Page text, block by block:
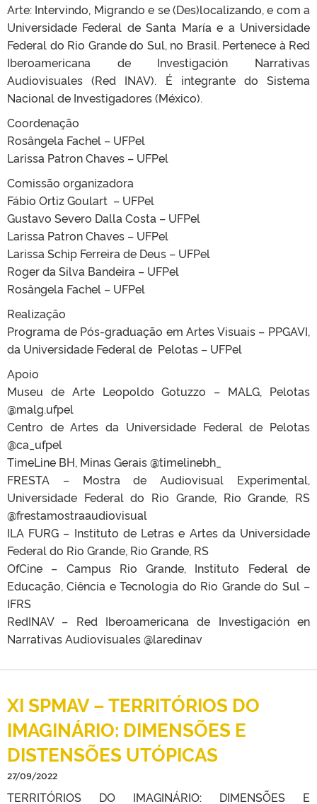
Arte: Intervindo, Migrando e se (Des)localizando, e com a
Universidade Federal de Santa María e a Universidade
Federal do Rio Grande do Sul, no Brasil. Pertenece à Red
Iberoamericana de Investigación Narrativas
Audiovisuales (Red INAV). É integrante do Sistema
Nacional de Investigadores (México).
Coordenação
Rosângela Fachel – UFPel
Larissa Patron Chaves – UFPel
Comissão organizadora
Fábio Ortiz Goulart – UFPel
Gustavo Severo Dalla Costa – UFPel
Larissa Patron Chaves – UFPel
Larissa Schip Ferreira de Deus – UFPel
Roger da Silva Bandeira – UFPel
Rosângela Fachel – UFPel
Realização
Programa de Pós-graduação em Artes Visuais – PPGAVI,
da Universidade Federal de Pelotas – UFPel
Apoio
Museu de Arte Leopoldo Gotuzzo – MALG, Pelotas
@malg.ufpel
Centro de Artes da Universidade Federal de Pelotas
@ca_ufpel
TimeLine BH, Minas Gerais @timelinebh_
FRESTA – Mostra de Audiovisual Experimental,
Universidade Federal do Rio Grande, Rio Grande, RS
@frestamostraaudiovisual
ILA FURG – Instituto de Letras e Artes da Universidade
Federal do Rio Grande, Rio Grande, RS
OfCine – Campus Rio Grande, Instituto Federal de
Educação, Ciência e Tecnologia do Rio Grande do Sul –
IFRS
RedINAV – Red Iberoamericana de Investigación en
Narrativas Audiovisuales @laredinav
XI SPMAV – TERRITÓRIOS DO
IMAGINÁRIO: DIMENSÕES E
DISTENSÕES UTÓPICAS
27/09/2022
TERRITÓRIOS DO IMAGINÁRIO: DIMENSÕES E